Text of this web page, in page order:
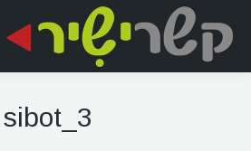
3_sibot